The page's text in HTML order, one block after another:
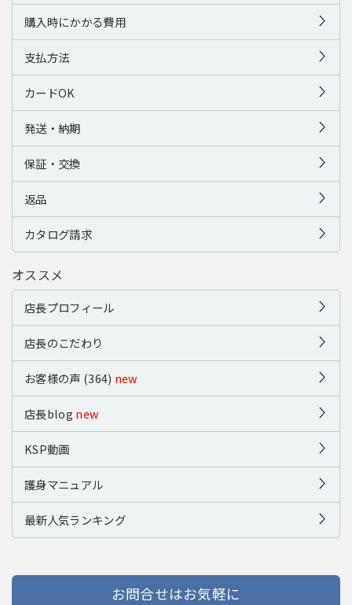
購入時にかかる費用
支払方法
カードOK
発送・納期
保証・交換
返品
カタログ請求
オススメ
店長プロフィール
店長のこだわり
お客様の声 (364) new
店長blog new
KSP動画
護身マニュアル
最新人気ランキング
お問合せはお気軽に